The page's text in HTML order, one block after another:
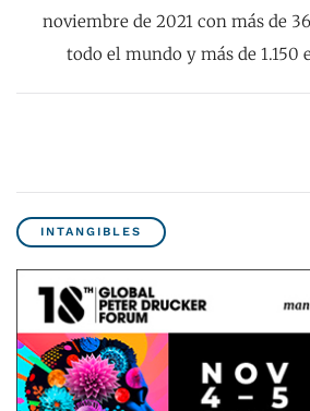
noviembre de 2021 con más de
todo el mundo y más de 1.150
INTANGIBLES